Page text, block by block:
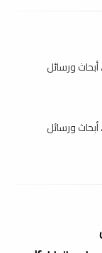
أبحاث ورسائل
أبحاث ورسائل